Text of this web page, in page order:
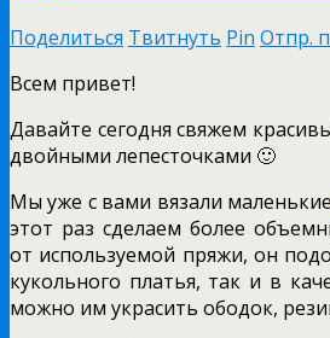
Поделиться Твитнуть Pin Отпр.
Всем привет!
Давайте сегодня свяжем
двойными лепесточками 🙂
Мы уже с вами вязали маленькие
этот раз сделаем более
от используемой пряжи, он
кукольного платья, так и в
можно им украсить ободок,